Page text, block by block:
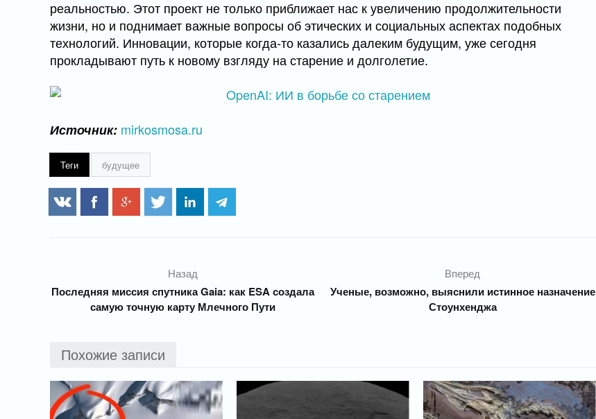
реальностью. Этот проект не только приближает нас к увеличению продолжительности
жизни, но и поднимает важные вопросы об этических и социальных аспектах подобных
технологий. Инновации, которые когда-то казались далеким будущим, уже сегодня
прокладывают путь к новому взгляду на старение и долголетие.
Источник: mirkosmosa.ru
Теги будущее
Назад
Последняя миссия спутника Gaia: как ESA создала
самую точную карту Млечного Пути
Вперед
Ученые, возможно, выяснили истинное назначение
Стоунхенджа
Похожие записи